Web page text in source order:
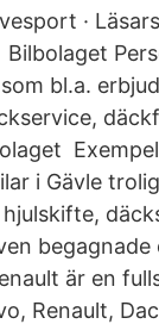
·
Bilbolaget
bl.a.
i Gävle
är en
Renault,